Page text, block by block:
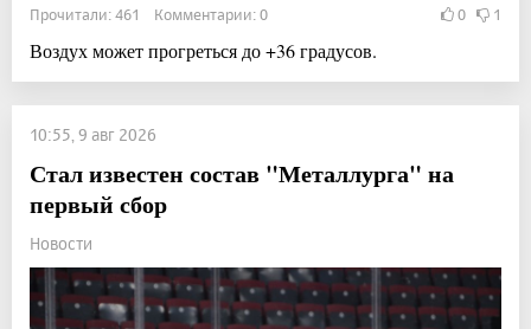
Прочитали: 461 Комментарии: 0 0 1
Воздух может прогреться до +36 градусов.
10:55, 9 авг 2026
Стал известен состав "Металлурга" на
первый сбор
Новости